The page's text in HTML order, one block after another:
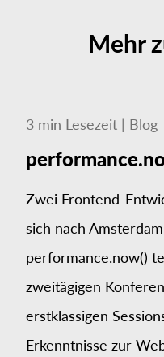
Mehr
3 min Lesezeit | Blog
Zwei Frontend-
sich nach
performance.now()
zweitägigen
erstklassigen
Erkenntnisse zur